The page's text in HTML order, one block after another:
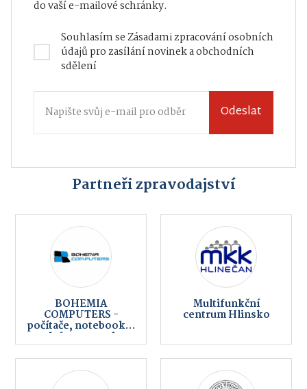
do vaší e-mailové schránky.
Souhlasím seZásadami zpracování osobních
údajůpro zasílání novinek a obchodních
sdělení
Odeslat
Partneři zpravodajství
BOHEMIA
COMPUTERS -
počítače, notebooky,
telefony, servis,
internet
Multifunkční
centrum Hlinsko